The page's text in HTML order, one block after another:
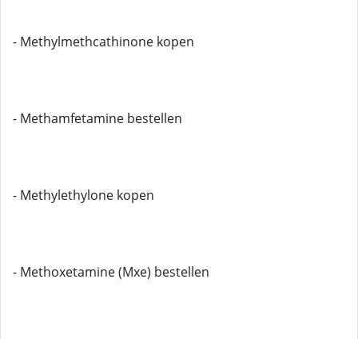
- Methylmethcathinone kopen
- Methamfetamine bestellen
- Methylethylone kopen
- Methoxetamine (Mxe) bestellen